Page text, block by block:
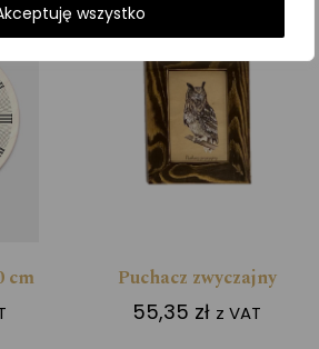
wszystko
cm Puchacz zwyczajny
55,35 zł z VAT